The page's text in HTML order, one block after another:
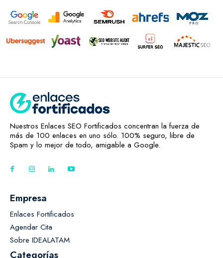
Nuestros Enlaces SEO Fortificados concentran la fuerza de
más de 100 enlaces en uno sólo. 100% seguro, libre de
Spam y lo mejor de todo, amigable a Google.
Empresa
Enlaces Fortificados
Agendar Cita
Sobre IDEALATAM
Categorías